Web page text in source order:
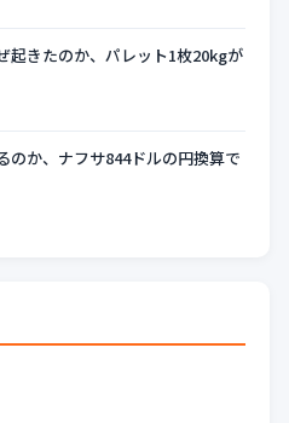
起きたのか、パレット1枚20kgが
のか、ナフサ844ドルの円換算で